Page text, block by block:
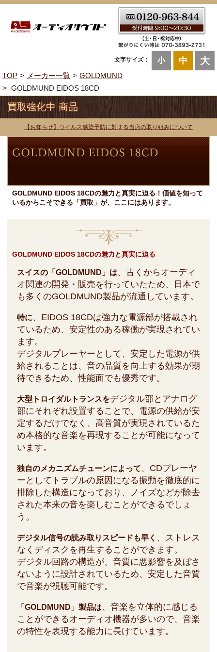
文字サイズ： 小 中 大
TOP メーカー一覧
GOLDMUND
GOLDMUND EIDOS 18CD
買取強化中 商品
【お知らせ】ウイルス感染予防に対する当店の取り組みについて
GOLDMUND EIDOS 18CDの魅力と真実に迫る！価値を知って
いるからこそできる「買取」が、ここにはあります。
GOLDMUND EIDOS 18CDの魅力と真実に迫る
スイスの「GOLDMUND」は、古くからオーディ
オ関連の開発・販売を行っていたため、日本で
も多くのGOLDMUND製品が流通しています。
特に、EIDOS 18CDは強力な電源部が搭載され
ているため、安定性のある稼働が実現されてい
ます。
デジタルプレーヤーとして、安定した電源が供
給されることは、音の品質を向上する効果が期
待できるため、性能面でも優秀です。
大型トロイダルトランスをデジタル部とアナログ
部にそれぞれ設置することで、電源の供給が安
定するだけでなく、高音質が実現されているた
め本格的な音楽を再現することが可能になって
います。
独自のメカニズムチューンによって、CDプレーヤ
ーとしてトラブルの原因になる振動を徹底的に
排除した構造になっており、ノイズなどが除去
された本来の音を楽しむことができるでしょ
う。
デジタル信号の読み取りスピードも早く 、ストレス
なくディスクを再生することができます。
デジタル回路の構造が、音質に悪影響を及ぼさ
ないように設計されているため、安定した音質
で音楽が視聴可能です。
「GOLDMUND」製品は、音楽を立体的に感じる
ことができるオーディオ機器が多いので、音楽
の特性を表現する能力に長けています。